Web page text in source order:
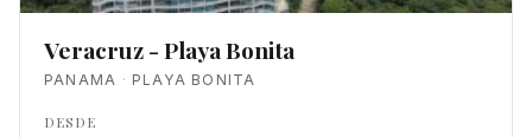
Veracruz - Playa Bonita
PANAMA PLAYA BONITA
DESDE